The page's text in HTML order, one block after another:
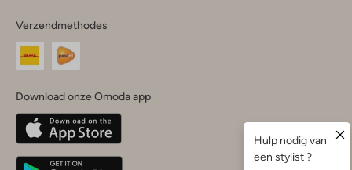
je
land
Nederland
Belgique(Français)
Deutschland
Verzendmethodes
Download onze Omoda app